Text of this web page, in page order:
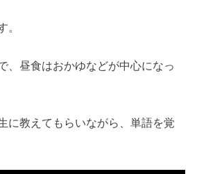
。
、昼食はおかゆなどが中心になっ
に教えてもらいながら、単語を覚